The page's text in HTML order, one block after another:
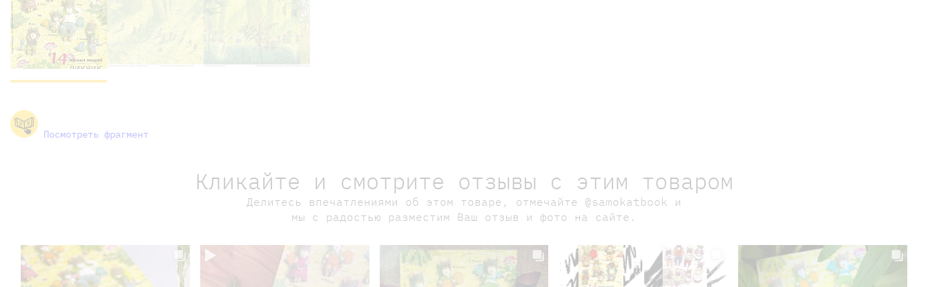
Посмотреть фрагмент
Кликайте и смотрите отзывы с этим товаром
Делитесь впечатлениями об этом товаре, отмечайте @samokatbook и
мы с радостью разместим Ваш отзыв и фото на сайте.